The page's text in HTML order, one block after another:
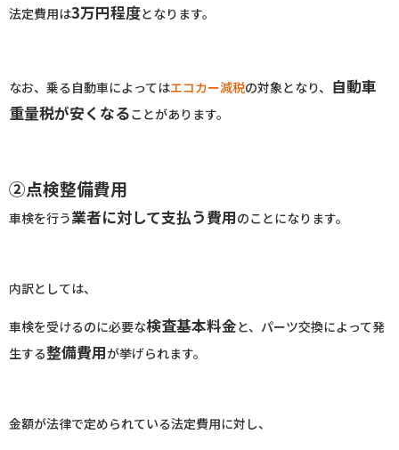
法定費用は3万円程度となります。
なお、乗る自動車によってはエコカー減税の対象となり、 自動車
重量税が安くなることがあります。
②点検整備費用
車検を行う業者に対して支払う費用のことになります。
内訳としては、
車検を受けるのに必要な検査基本料金と、パーツ交換によって発
生する整備費用が挙げられます。
金額が法律で定められている法定費用に対し、